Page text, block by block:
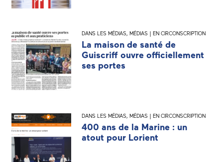
DANS LES MÉDIAS, MÉDIAS | EN CIRCONSCRIPTION
La maison de santé de
Guiscriff ouvre officiellement
ses portes
DANS LES MÉDIAS, MÉDIAS | EN CIRCONSCRIPTION
400 ans de la Marine : un
atout pour Lorient